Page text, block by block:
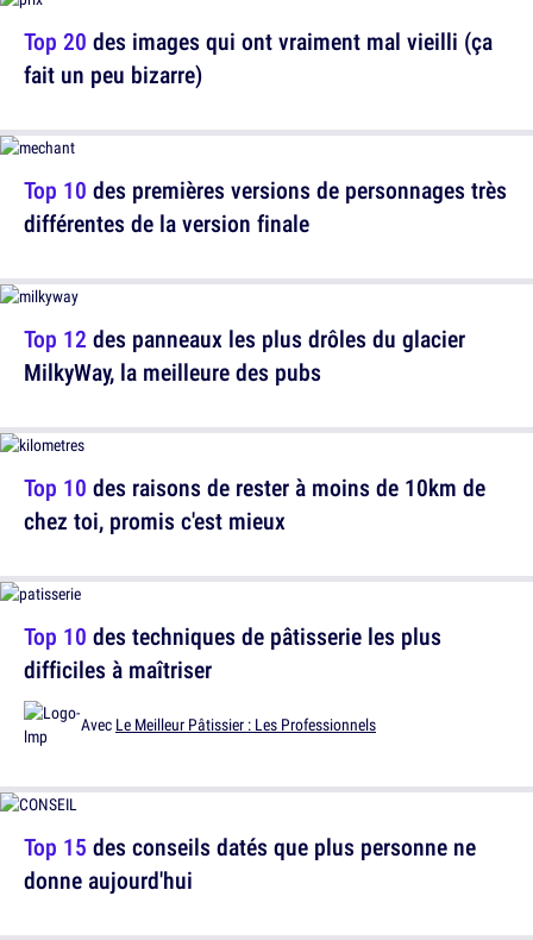
Top 20 des images qui ont vraiment mal vieilli (ça
fait un peu bizarre)
Top 12 des panneaux les plus drôles du glacier
MilkyWay, la meilleure des pubs
Top 10 des techniques de pâtisserie les plus
difficiles à maîtriser
Avec Le Meilleur Pâtissier : Les Professionnels
Top 10 des premières versions de personnages très
différentes de la version finale
Top 10 des raisons de rester à moins de 10km de
chez toi, promis c'est mieux
Top 15 des conseils datés que plus personne ne
donne aujourd'hui